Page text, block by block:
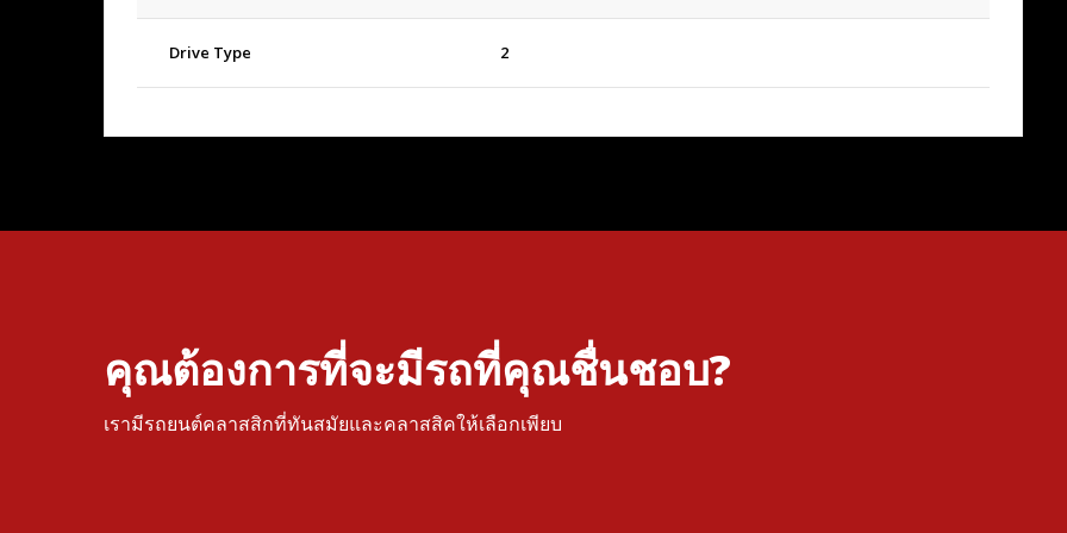
Drive Type 2
คุณต้องการที่จะมีรถที่คุณชื่นชอบ?
เรามีรถยนต์คลาสสิกที่ทันสมัยและคลาสสิคให้เลือกเพียบ